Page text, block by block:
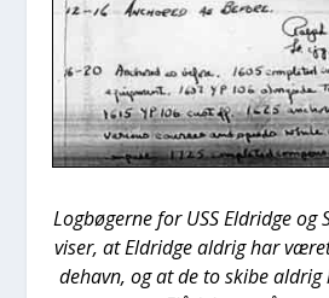
Log­bø­ger­ne for USS Eldrid­ge og
viser, at Eldrid­ge aldrig har
de­havn, og at de to ski­be